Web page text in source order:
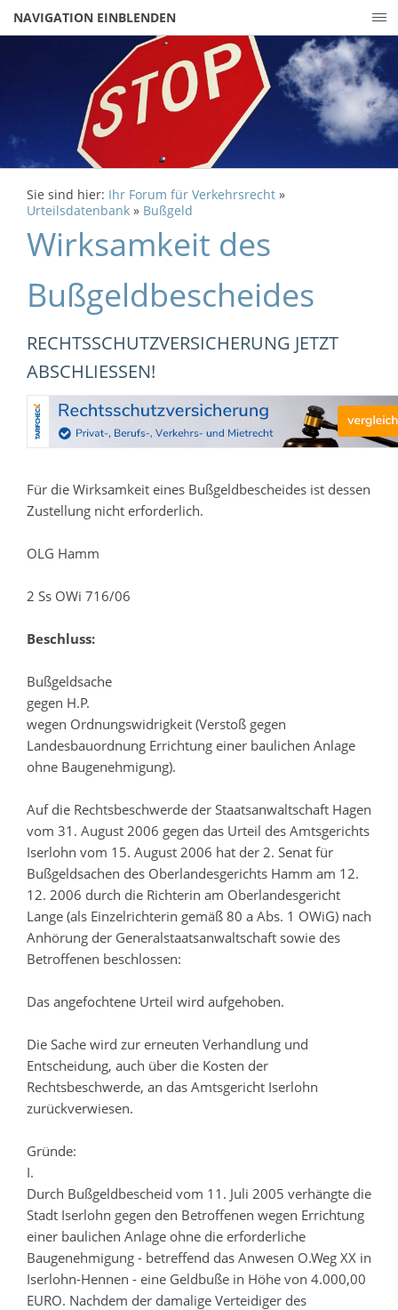
NAVIGATION EINBLENDEN
Sie sind hier: Ihr Forum für Verkehrsrecht »
Urteilsdatenbank » Bußgeld
Wirksamkeit des
Bußgeldbescheides
RECHTSSCHUTZVERSICHERUNG JETZT
ABSCHLIESSEN!
Für die Wirksamkeit eines Bußgeldbescheides ist dessen
Zustellung nicht erforderlich.
OLG Hamm
2 Ss OWi 716/06
Beschluss:
Bußgeldsache
gegen H.P.
wegen Ordnungswidrigkeit (Verstoß gegen
Landesbauordnung Errichtung einer baulichen Anlage
ohne Baugenehmigung).
Auf die Rechtsbeschwerde der Staatsanwaltschaft Hagen
vom 31. August 2006 gegen das Urteil des Amtsgerichts
Iserlohn vom 15. August 2006 hat der 2. Senat für
Bußgeldsachen des Oberlandesgerichts Hamm am 12.
12. 2006 durch die Richterin am Oberlandesgericht
Lange (als Einzelrichterin gemäß 80 a Abs. 1 OWiG) nach
Anhörung der Generalstaatsanwaltschaft sowie des
Betroffenen beschlossen:
Das angefochtene Urteil wird aufgehoben.
Die Sache wird zur erneuten Verhandlung und
Entscheidung, auch über die Kosten der
Rechtsbeschwerde, an das Amtsgericht Iserlohn
zurückverwiesen.
Gründe:
I.
Durch Bußgeldbescheid vom 11. Juli 2005 verhängte die
Stadt Iserlohn gegen den Betroffenen wegen Errichtung
einer baulichen Anlage ohne die erforderliche
Baugenehmigung - betreffend das Anwesen O.Weg XX in
Iserlohn-Hennen - eine Geldbuße in Höhe von 4.000,00
EURO. Nachdem der damalige Verteidiger des